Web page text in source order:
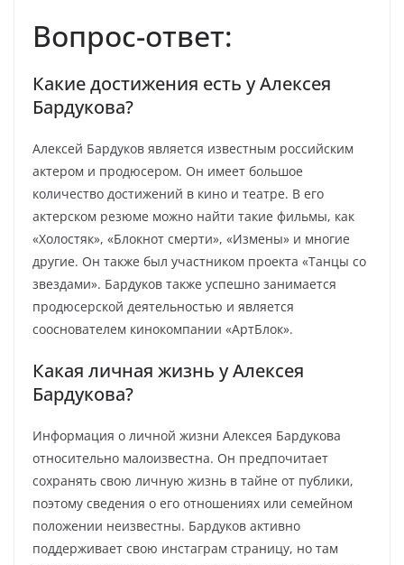
Вопрос-ответ:
Какие достижения есть у Алексея
Бардукова?
Алексей Бардуков является известным российским
актером и продюсером. Он имеет большое
количество достижений в кино и театре. В его
актерском резюме можно найти такие фильмы, как
«Холостяк», «Блокнот смерти», «Измены» и многие
другие. Он также был участником проекта «Танцы со
звездами». Бардуков также успешно занимается
продюсерской деятельностью и является
сооснователем кинокомпании «АртБлок».
Какая личная жизнь у Алексея
Бардукова?
Информация о личной жизни Алексея Бардукова
относительно малоизвестна. Он предпочитает
сохранять свою личную жизнь в тайне от публики,
поэтому сведения о его отношениях или семейном
положении неизвестны. Бардуков активно
поддерживает свою инстаграм страницу, но там